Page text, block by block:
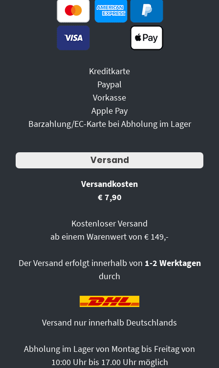
Kreditkarte
Paypal
Vorkasse
Apple Pay
Barzahlung/EC-Karte bei Abholung im Lager
Versand
Versandkosten
€ 7,90
Kostenloser Versand
ab einem Warenwert von € 149,-
Der Versand erfolgt innerhalb von 1-2 Werktagen
durch
Versand nur innerhalb Deutschlands
Abholung im Lager von Montag bis Freitag von
10:00 Uhr bis 17.00 Uhr möglich